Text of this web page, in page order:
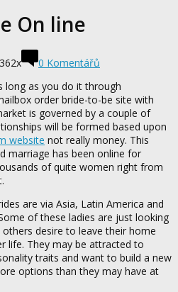
On line
362x
0 Komentářů
long as you do it through
order bride-to-be site with
is governed by a couple of
will be formed based upon
website not really money. This
marriage has been online for
of quite women right from
are via Asia, Latin America and
of these ladies are just looking
desire to leave their home
life. They may be attracted to
traits and want to build a new
options than they may have at